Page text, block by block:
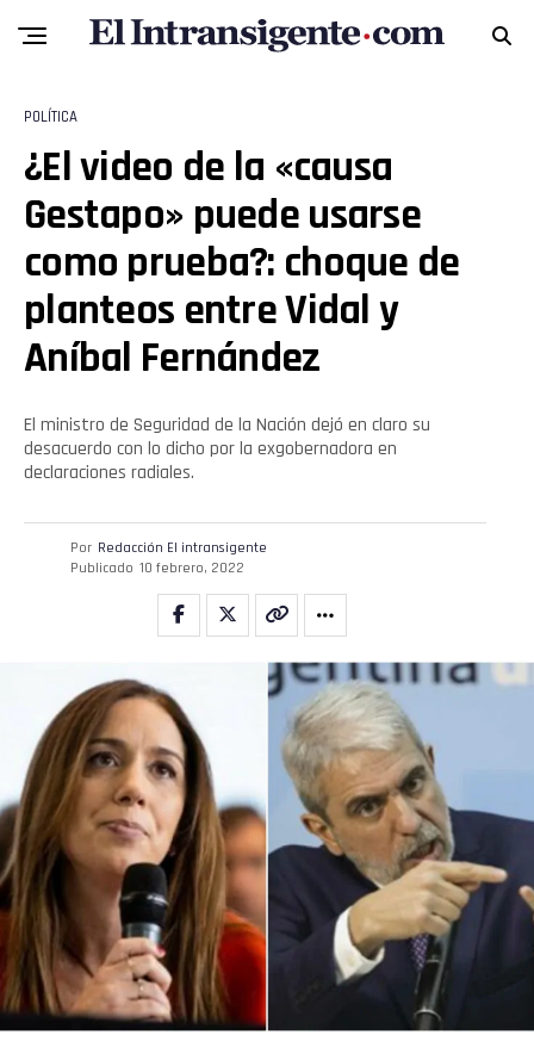
POLÍTICA
¿El video de la «causa
Gestapo» puede usarse
como prueba?: choque de
planteos entre Vidal y
Aníbal Fernández
El ministro de Seguridad de la Nación dejó en claro su
desacuerdo con lo dicho por la exgobernadora en
declaraciones radiales.
Por Redacción El intransigente
Publicado 10 febrero, 2022